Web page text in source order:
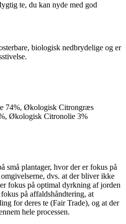
te, du kan nyde med god
biologisk nedbrydelige og er
74%, Økologisk Citrongræs
Økologisk Citronolie 3%
små plantager, hvor der er fokus på
dvs. at der bliver ikke
fokus på optimal dyrkning af jorden
på affaldshåndtering, at
for deres te (Fair Trade), og at der
hele processen.